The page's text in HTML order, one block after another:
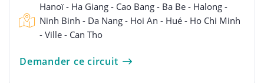
Hanoï - Ha Giang - Cao Bang - Ba Be - Halong -
Ninh Binh - Da Nang - Hoi An - Hué - Ho Chi Minh
- Ville - Can Tho
Demander ce circuit